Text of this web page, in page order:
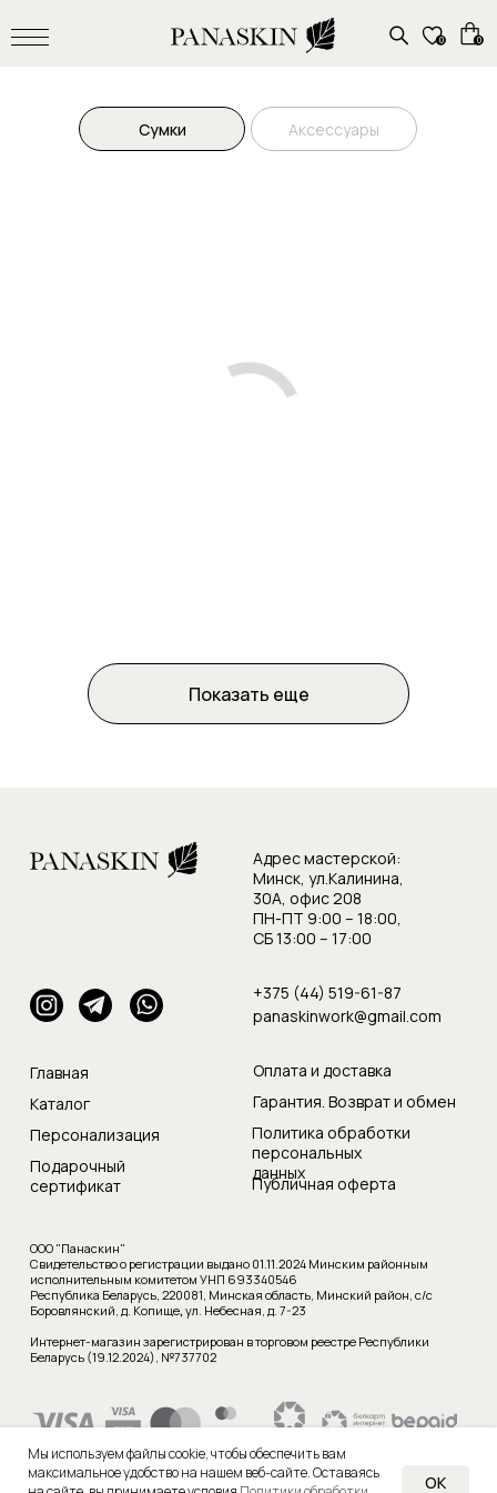
0 0
Сумки Аксессуары
Показать еще
Мы используем файлы cookie, чтобы обеспечить вам
максимальное удобство на нашем веб-сайте. Оставаясь
OK
Главная
Политика обработки
персональных
данных
Публичная оферта
Оплата и доставка
Гарантия. Возврат и обмен
Подарочный
сертификат
Персонализация
Каталог
ООО "Панаскин"
Свидетельство о регистрации выдано 01.11.2024 Минским районным
исполнительным комитетом УНП 693340546
Республика Беларусь, 220081, Минская область, Минский район, с/с
Боровлянский, д. Копище,ул. Небесная, д. 7-23
Интернет-магазин зарегистрирован в торговом реестре Республики
Беларусь (19.12.2024), №737702
+375 (44) 519-61-87
panaskinwork@gmail.com
Адрес мастерской:
Минск, ул.Калинина,
30А, офис 208
ПН-ПТ 9:00 – 18:00,
СБ 13:00 – 17:00